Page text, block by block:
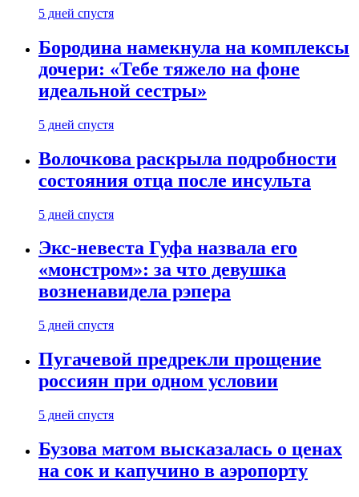
5 дней спустя
Бородина намекнула на комплексы
дочери: «Тебе тяжело на фоне
идеальной сестры»
5 дней спустя
Волочкова раскрыла подробности
состояния отца после инсульта
5 дней спустя
Экс-невеста Гуфа назвала его
«монстром»: за что девушка
возненавидела рэпера
5 дней спустя
Пугачевой предрекли прощение
россиян при одном условии
5 дней спустя
Бузова матом высказалась о ценах
на сок и капучино в аэропорту